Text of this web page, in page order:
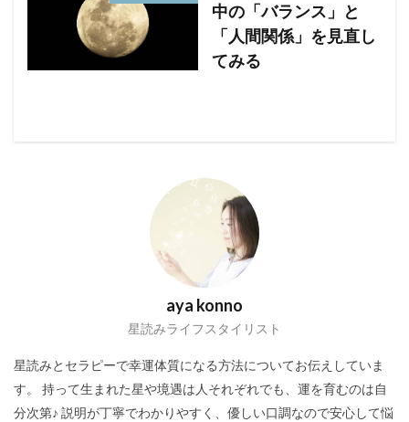
中の「バランス」と
「人間関係」を見直し
てみる
aya konno
星読みライフスタイリスト
星読みとセラピーで幸運体質になる方法についてお伝えしていま
す。 持って生まれた星や境遇は人それぞれでも、運を育むのは自
分次第♪ 説明が丁寧でわかりやすく、優しい口調なので安心して悩